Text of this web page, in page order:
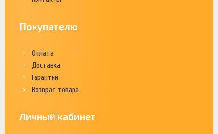
Покупателю
Оплата
Доставка
Гарантии
Возврат товара
Личный кабинет